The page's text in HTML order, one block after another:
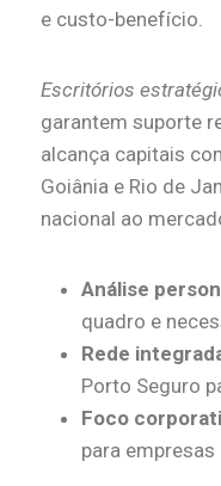
e custo-benefício.
Escritórios
garantem suporte
alcança capitais
Goiânia e Rio de
nacional ao
Análise
quadro e
Rede
Porto Seguro
Foco
para empresas